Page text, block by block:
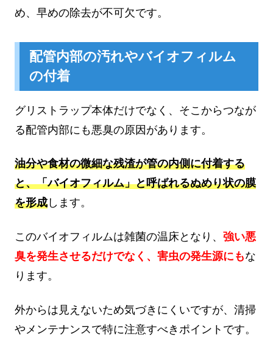
め、早めの除去が不可欠です。
配管内部の汚れやバイオフィルム
の付着
グリストラップ本体だけでなく、そこからつなが
る配管内部にも悪臭の原因があります。
油分や食材の微細な残渣が管の内側に付着する
と、「バイオフィルム」と呼ばれるぬめり状の膜
を形成 します。
このバイオフィルムは雑菌の温床となり、 強い悪
臭を発生させるだけでなく、害虫の発生源にもな
ります。
外からは見えないため気づきにくいですが、清掃
やメンテナンスで特に注意すべきポイントです。